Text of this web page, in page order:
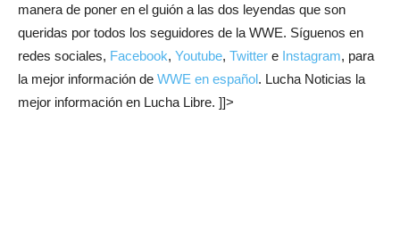
manera de poner en el guión a las dos leyendas que son
queridas por todos los seguidores de la WWE. Síguenos en
redes sociales, Facebook, Youtube, Twitter e Instagram, para
la mejor información de WWE en español. Lucha Noticias la
mejor información en Lucha Libre. ]]>